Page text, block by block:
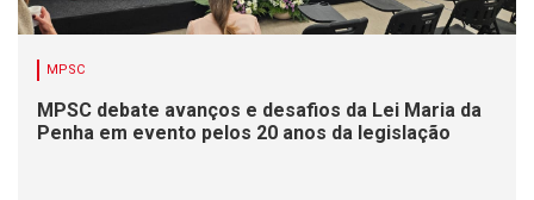
MPSC
MPSC debate avanços e desafios da Lei Maria da
Penha em evento pelos 20 anos da legislação